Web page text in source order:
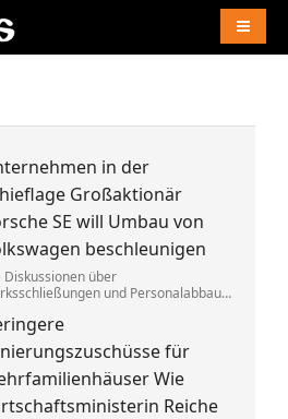
in der
Großaktionär
SE will Umbau von
beschleunigen
Diskussionen über
und Personalabbau
zu lange. Die Familie fordert die
von »Denkverboten«.
für
Wie
Reiche